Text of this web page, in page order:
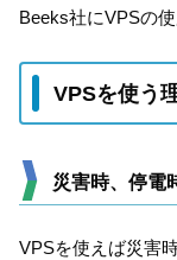
Beeks社にVPSの
VPSを使う
災害時、停電
VPSを使えば災害